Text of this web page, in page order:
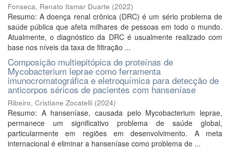
Fonseca, Renato Itamar Duarte (2022)
Resumo: A doença renal crônica (DRC) é um sério problema de
saúde pública que afeta milhares de pessoas em todo o mundo.
Atualmente, o diagnóstico da DRC é usualmente realizado com
base nos níveis da taxa de filtração ...
Composição multiepitópica de proteínas de
Mycobacterium leprae como ferramenta
imunocromatográfica e eletroquímica para detecção de
anticorpos séricos de pacientes com hanseníase
Ribeiro, Cristiane Zocatelli (2024)
Resumo: A hanseníase, causada pelo Mycobacterium leprae,
permanece um significativo problema de saúde global,
particularmente em regiões em desenvolvimento. A meta
internacional é eliminar a hanseníase como problema de ...